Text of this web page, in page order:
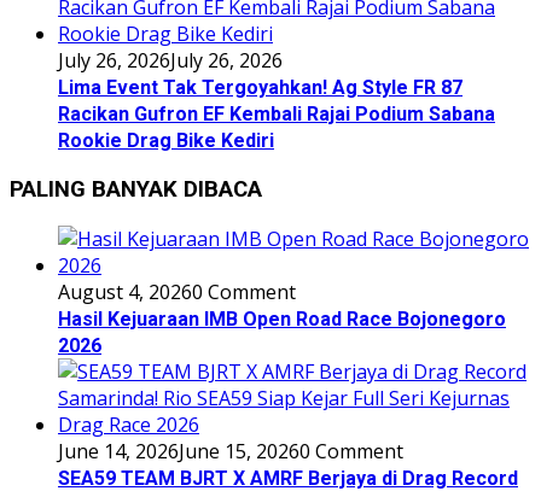
July 26, 2026July 26, 2026
Lima Event Tak Tergoyahkan! Ag Style FR 87
Racikan Gufron EF Kembali Rajai Podium Sabana
Rookie Drag Bike Kediri
PALING BANYAK DIBACA
August 4, 20260 Comment
Hasil Kejuaraan IMB Open Road Race Bojonegoro
2026
June 14, 2026June 15, 20260 Comment
SEA59 TEAM BJRT X AMRF Berjaya di Drag Record